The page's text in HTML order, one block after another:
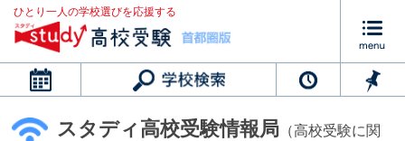
ひとり一人の学校選びを応援する
カレンダー
スタディ高校受験情報局 （高校受験に関